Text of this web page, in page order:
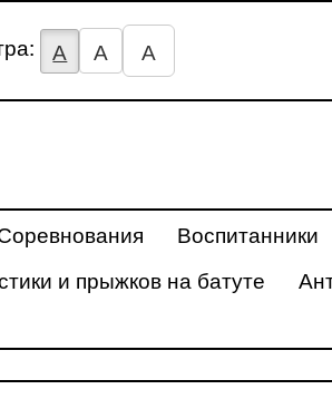
А А А
Воспитанники
и прыжков на батуте